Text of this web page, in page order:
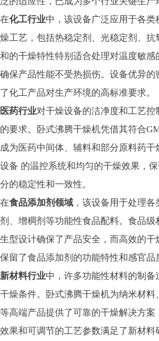
在化工行业中，该设备广泛应用于各类
燥工艺，包括热稳定剂、光稳定剂、抗
和的干燥特性特别适合处理对温度敏感
确保产品性能不受热损伤。设备优异的
了化工产品对生产环境的高标准要求。
医药行业对干燥设备的洁净度和工艺控
的要求。卧式沸腾干燥机凭借其符合
成为医药中间体、辅料和部分原料药干
设备 的温控系统和均匀的干燥效果，
分的稳定性和一致性。
在食品添加剂领域 ，该设备用于处理
剂、增稠剂等功能性食品配料。食品级
生型设计确保了产品安全，而高效的干
保留了食品添加剂的功能特性和感官品
新材料行业中，许多功能性材料的制备
干燥条件。卧式沸腾干燥机为纳米材料
等高端产品提供了可靠的干燥解决方案
效果和可调节的工艺参数满足了新材料